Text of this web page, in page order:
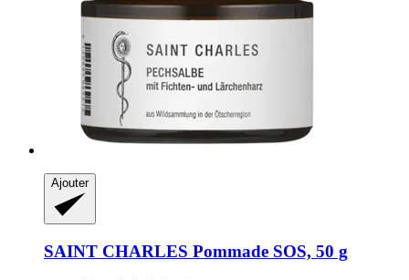
Ajouter
SAINT CHARLES Pommade SOS, 50 g